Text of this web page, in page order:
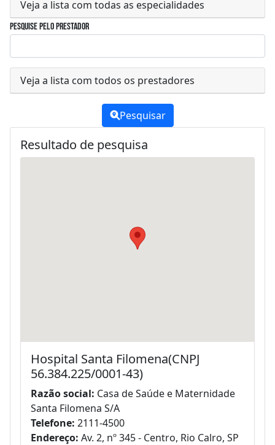
Veja a lista com todas as especialidades
Pesquise pelo prestador
Veja a lista com todos os prestadores
Pesquisar
Resultado de pesquisa
Hospital Santa Filomena(CNPJ
56.384.225/0001-43)
Razão social: Casa de Saúde e Maternidade
Santa Filomena S/A
Telefone: 2111-4500
Endereço: Av. 2, nº 345 - Centro, Rio Calro, SP